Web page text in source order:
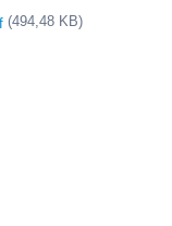
(494,48 KB)